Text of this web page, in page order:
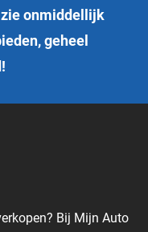
onmiddellijk
geheel
Bij Mijn Auto